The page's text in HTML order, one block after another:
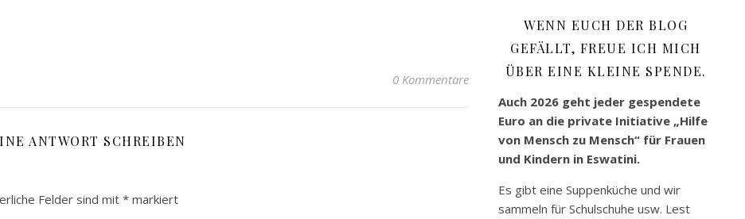
0 Kommentare
ANTWORT SCHREIBEN
Felder sind mit * markiert
WENN EUCH DER BLOG
GEFÄLLT, FREUE ICH MICH
ÜBER EINE KLEINE SPENDE.
Auch 2026 geht jeder gespendete
Euro an die private Initiative „Hilfe
von Mensch zu Mensch“ für Frauen
und Kindern in Eswatini.
Es gibt eine Suppenküche und wir
sammeln für Schulschuhe usw. Lest